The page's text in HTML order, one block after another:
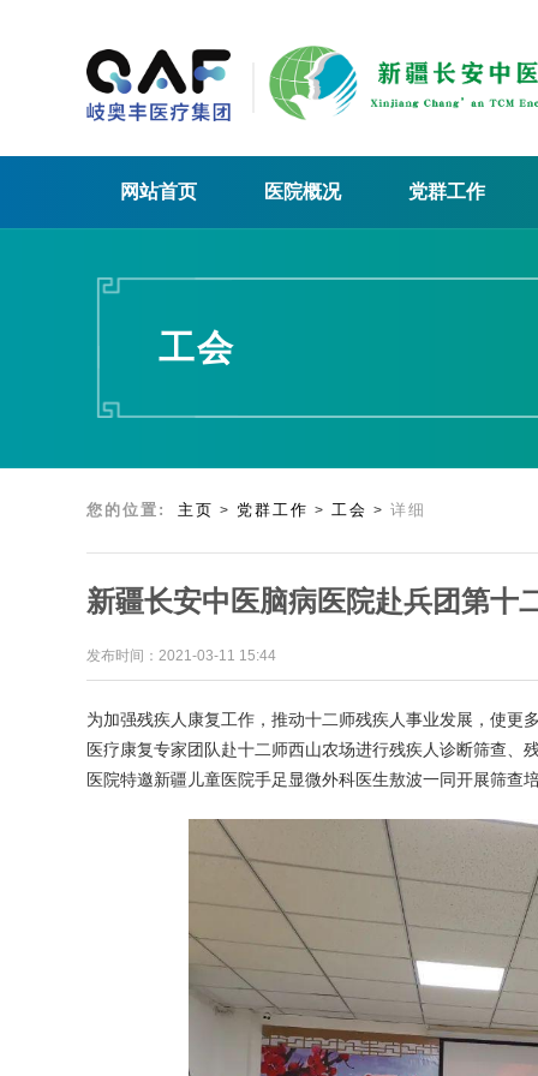
网站首页 医院概况 党群工作
工会
您的位置: 主页 > 党群工作 > 工会 > 详细
发布时间：2021-03-11 15:44
为加强残疾人康复工作，推动十二师残疾人事业发展，使
医疗康复专家团队赴十二师西山农场进行残疾人诊断筛查
医院特邀新疆儿童医院手足显微外科医生敖波一同开展筛查